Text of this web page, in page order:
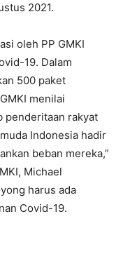
2021.
oleh PP GMKI
19. Dalam
500 paket
menilai
penderitaan rakyat
Indonesia hadir
beban mereka,”
Michael
harus ada
Covid-19.